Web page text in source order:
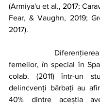
(Armiya'u et al., 2017;
Fear, & Vaughn, 2019;
2017).
femeilor, în special în
colab. (2011) într-un
delincvenți bărbați au
40% dintre aceștia